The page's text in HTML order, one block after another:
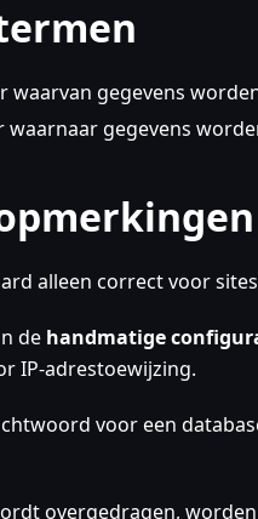
waarvan gegevens
waarnaar gegevens
alleen correct voor
de handmatige
IP-adrestoewijzing.
voor een
overgedragen,